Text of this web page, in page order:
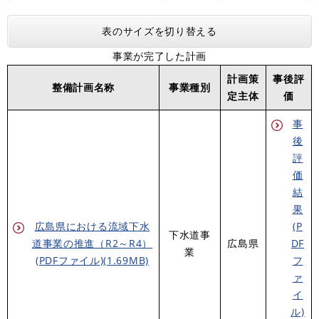
表のサイズを切り替える
事業が完了した計画
整備計画名称 事業種別
計画策
定主体
事後評
価
広島県における流域下水
道事業の推進（R2～R4）
(PDFファイル)(1.69MB)
下水道事
業
広島県
事
後
評
価
結
果
(P
DF
フ
ァ
イ
ル)